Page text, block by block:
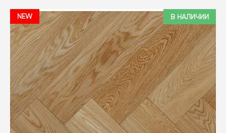
NEW В НАЛИЧИИ